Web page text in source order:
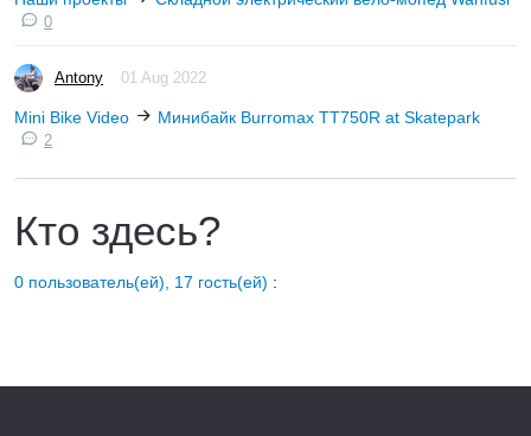
0
Antony 01 Aug 2022
Mini Bike Video Минибайк Burromax TT750R at Skatepark
2
Кто здесь?
0 пользователь(ей), 17 гость(ей) :